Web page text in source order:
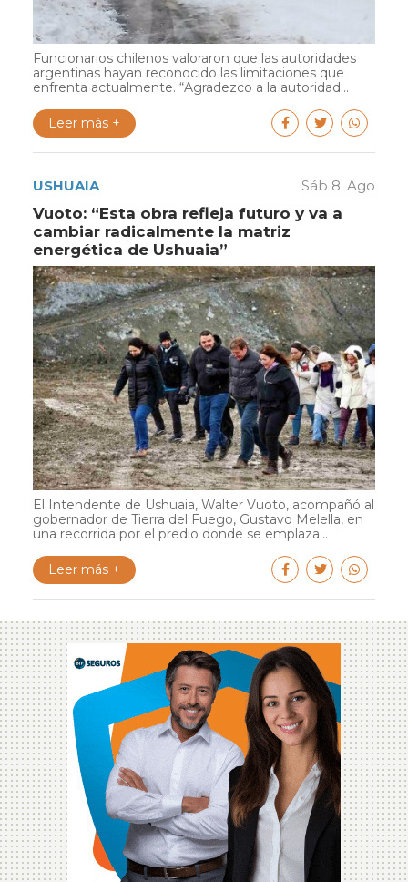
Funcionarios chilenos valoraron que las autoridades
argentinas hayan reconocido las limitaciones que
enfrenta actualmente. “Agradezco a la autoridad...
Leer más +
USHUAIA Sáb 8. Ago
Vuoto: “Esta obra refleja futuro y va a
cambiar radicalmente la matriz
energética de Ushuaia”
El Intendente de Ushuaia, Walter Vuoto, acompañó al
gobernador de Tierra del Fuego, Gustavo Melella, en
una recorrida por el predio donde se emplaza...
Leer más +